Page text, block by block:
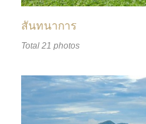
สันทนาการ
Total 21 photos